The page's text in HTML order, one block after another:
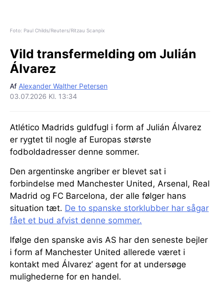
Foto: Paul Childs/Reuters/Ritzau Scanpix
Vild transfermelding om Julián
Álvarez
Af Alexander Walther Petersen
03.07.2026 Kl. 13:34
Atlético Madrids guldfugl i form af Julián Álvarez
er rygtet til nogle af Europas største
fodboldadresser denne sommer.
Den argentinske angriber er blevet sat i
forbindelse med Manchester United, Arsenal, Real
Madrid og FC Barcelona, der alle følger hans
situation tæt. De to spanske storklubber har sågar
fået et bud afvist denne sommer.
Ifølge den spanske avis AS har den seneste bejler
i form af Manchester United allerede været i
kontakt med Álvarez’ agent for at undersøge
mulighederne for en handel.